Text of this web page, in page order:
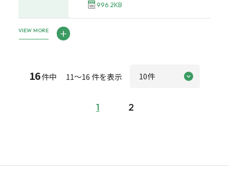
996.2KB
VIEW MORE
16件中 11～16 件を表示
1 2